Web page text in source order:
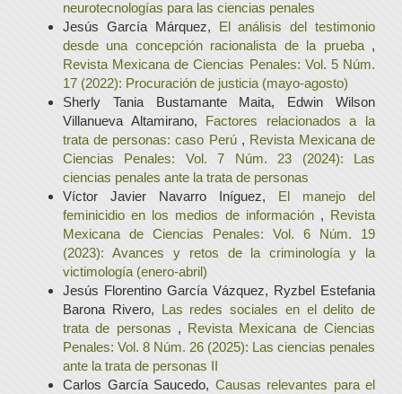
neurotecnologías para las ciencias penales
Jesús García Márquez, El análisis del testimonio
desde una concepción racionalista de la prueba ,
Revista Mexicana de Ciencias Penales: Vol. 5 Núm.
17 (2022): Procuración de justicia (mayo-agosto)
Sherly Tania Bustamante Maita, Edwin Wilson
Villanueva Altamirano, Factores relacionados a la
trata de personas: caso Perú , Revista Mexicana de
Ciencias Penales: Vol. 7 Núm. 23 (2024): Las
ciencias penales ante la trata de personas
Víctor Javier Navarro Iníguez, El manejo del
feminicidio en los medios de información , Revista
Mexicana de Ciencias Penales: Vol. 6 Núm. 19
(2023): Avances y retos de la criminología y la
victimología (enero-abril)
Jesús Florentino García Vázquez, Ryzbel Estefania
Barona Rivero, Las redes sociales en el delito de
trata de personas , Revista Mexicana de Ciencias
Penales: Vol. 8 Núm. 26 (2025): Las ciencias penales
ante la trata de personas II
Carlos García Saucedo, Causas relevantes para el